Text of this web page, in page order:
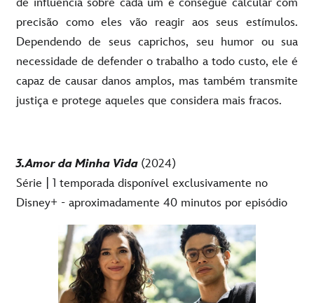
de influência sobre cada um e consegue calcular com
precisão como eles vão reagir aos seus estímulos.
Dependendo de seus caprichos, seu humor ou sua
necessidade de defender o trabalho a todo custo, ele é
capaz de causar danos amplos, mas também transmite
justiça e protege aqueles que considera mais fracos.
3.Amor da Minha Vida (2024)
Série | 1 temporada disponível exclusivamente no
Disney+ - aproximadamente 40 minutos por episódio